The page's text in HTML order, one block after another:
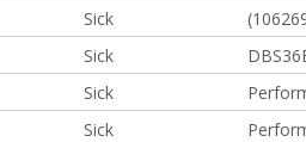
Sick
Sick
Sick
Sick